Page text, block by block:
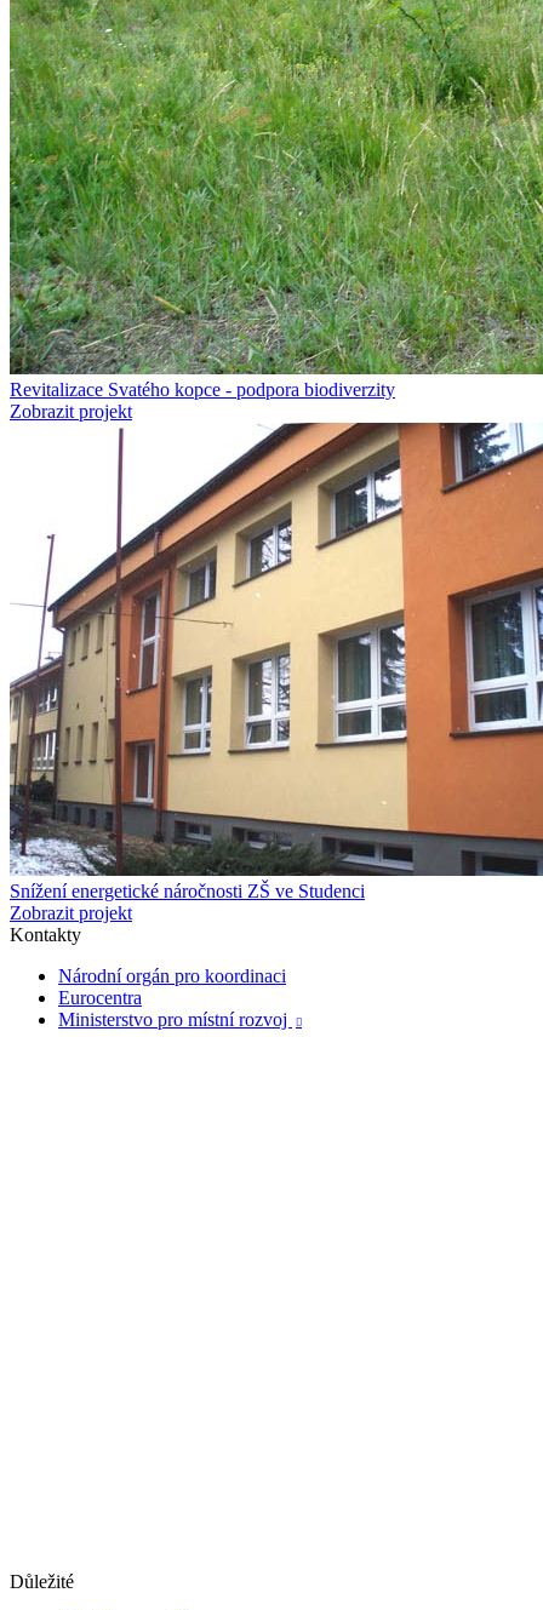
Revitalizace Svatého kopce - podpora biodiverzity
Zobrazit projekt
Snížení energetické náročnosti ZŠ ve Studenci
Zobrazit projekt
Kontakty
Národní orgán pro koordinaci
Eurocentra
Ministerstvo pro místní rozvoj

Důležité